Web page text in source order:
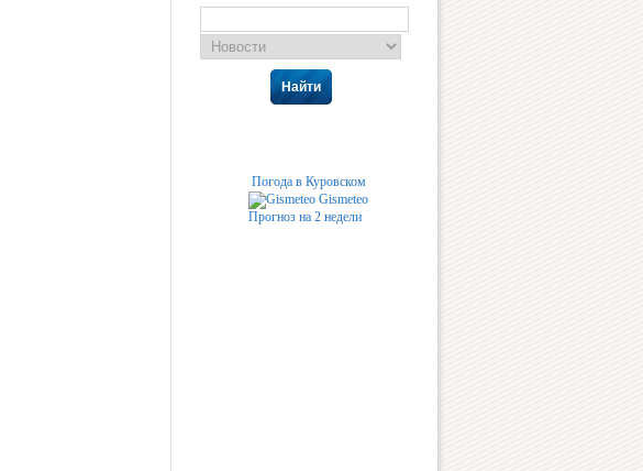
Найти
Погода в Куровском
Gismeteo
Прогноз на 2 недели